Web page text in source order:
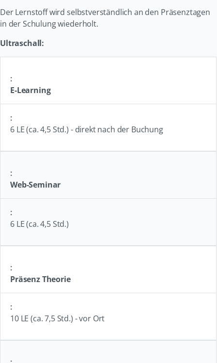
Der Lernstoff wird selbstverständlich an den Präsenztagen
in der Schulung wiederholt.
Ultraschall:
E-Learning
6 LE (ca. 4,5 Std.) - direkt nach der Buchung
Web-Seminar
6 LE (ca. 4,5 Std.)
Präsenz Theorie
10 LE (ca. 7,5 Std.) - vor Ort